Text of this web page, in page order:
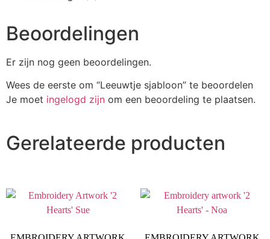
Beoordelingen
Er zijn nog geen beoordelingen.
Wees de eerste om “Leeuwtje sjabloon” te beoordelen
Je moet ingelogd zijn om een beoordeling te plaatsen.
Gerelateerde producten